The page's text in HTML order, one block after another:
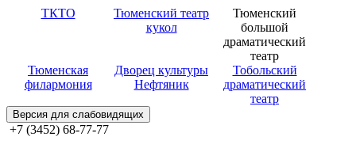
ТКТО
Тюменский театр
кукол
Тюменский
большой
драматический
театр
Тюменская
филармония
Дворец культуры
Нефтяник
Тобольский
драматический
театр
Версия для слабовидящих
+7 (3452) 68-77-77